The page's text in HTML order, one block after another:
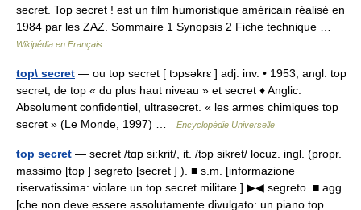
secret. Top secret ! est un film humoristique américain réalisé en
1984 par les ZAZ. Sommaire 1 Synopsis 2 Fiche technique …
Wikipédia en Français
top\ secret — ou top secret [ tɔpsəkrɛ ] adj. inv. • 1953; angl. top
secret, de top « du plus haut niveau » et secret ♦ Anglic.
Absolument confidentiel, ultrasecret. « les armes chimiques top
secret » (Le Monde, 1997) …
Encyclopédie Universelle
top secret — secret /tɑp si:krit/, it. /tɔp sikret/ locuz. ingl. (propr.
massimo [top ] segreto [secret ] ). ■ s.m. [informazione
riservatissima: violare un top secret militare ] ▶◀ segreto. ■ agg.
[che non deve essere assolutamente divulgato: un piano top… …